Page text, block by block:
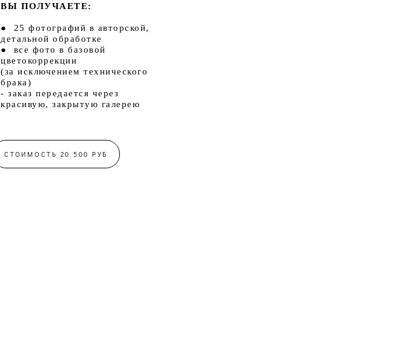
ВЫ ПОЛУЧАЕТЕ:
● 25 фотографий в авторской,
детальной обработке
● все фото в базовой
цветокоррекции
(за исключением технического
брака)
- заказ передается через
красивую, закрытую галерею
СТОИМОСТЬ 20 500 РУБ